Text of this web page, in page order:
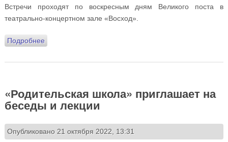
Встречи проходят по воскресным дням Великого поста в
театрально-концертном зале «Восход».
Подробнеео Приглашаем на цикл постовых встреч
«Родительская школа» приглашает на
беседы и лекции
Опубликовано 21 октября 2022, 13:31